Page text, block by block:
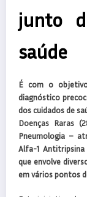
junto
saúde
É com o
diagnóstico
dos cuidados de
Doenças Raras
Pneumologia –
Alfa-1 Antitripsina
que envolve
em vários pontos